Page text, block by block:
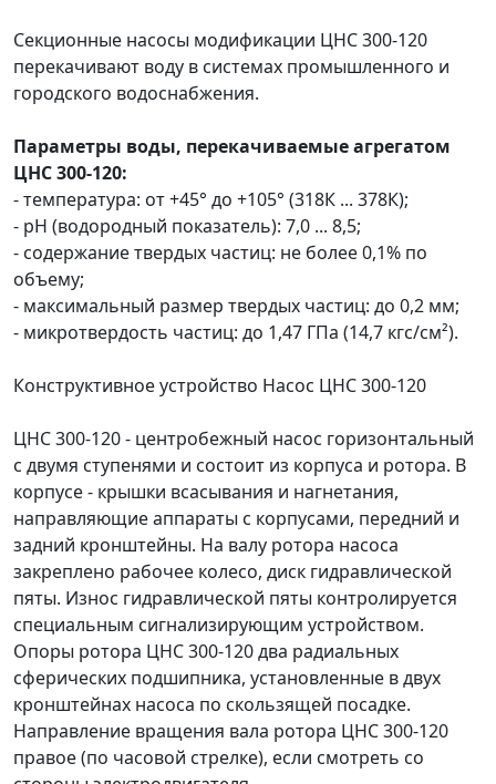
Секционные насосы модификации ЦНС 300-120
перекачивают воду в системах промышленного и
городского водоснабжения.
Параметры воды, перекачиваемые агрегатом
ЦНС 300-120:
- температура: от +45° до +105° (318К ... 378К);
- pH (водородный показатель): 7,0 ... 8,5;
- содержание твердых частиц: не более 0,1% по
объему;
- максимальный размер твердых частиц: до 0,2 мм;
- микротвердость частиц: до 1,47 ГПа (14,7 кгс/см²).
Конструктивное устройство Насос ЦНС 300-120
ЦНС 300-120 - центробежный насос горизонтальный
с двумя ступенями и состоит из корпуса и ротора. В
корпусе - крышки всасывания и нагнетания,
направляющие аппараты с корпусами, передний и
задний кронштейны. На валу ротора насоса
закреплено рабочее колесо, диск гидравлической
пяты. Износ гидравлической пяты контролируется
специальным сигнализирующим устройством.
Опоры ротора ЦНС 300-120 два радиальных
сферических подшипника, установленные в двух
кронштейнах насоса по скользящей посадке.
Направление вращения вала ротора ЦНС 300-120
правое (по часовой стрелке), если смотреть со